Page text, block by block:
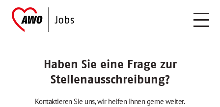
Haben Sie eine Frage zur
Stellenausschreibung?
Kontaktieren Sie uns, wir helfen Ihnen gerne weiter.